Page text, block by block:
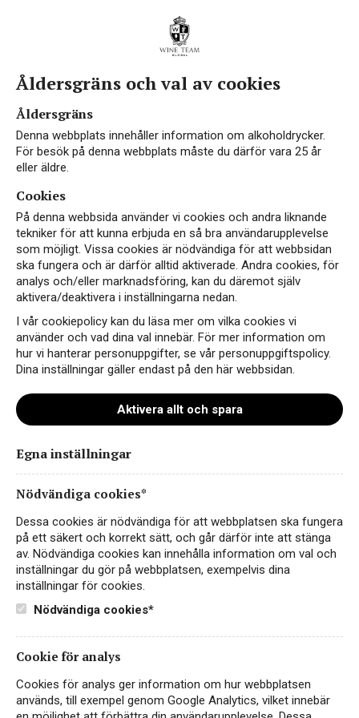
Åldersgräns och val av cookies
Åldersgräns
Denna webbplats innehåller information om alkoholdrycker.
För besök på denna webbplats måste du därför vara 25 år
eller äldre.
Cookies
På denna webbsida använder vi cookies och andra liknande
tekniker för att kunna erbjuda en så bra användarupplevelse
som möjligt. Vissa cookies är nödvändiga för att webbsidan
ska fungera och är därför alltid aktiverade. Andra cookies, för
analys och/eller marknadsföring, kan du däremot själv
aktivera/deaktivera i inställningarna nedan.
I vår cookiepolicy kan du läsa mer om vilka cookies vi
använder och vad dina val innebär. För mer information om
hur vi hanterar personuppgifter, se vår personuppgiftspolicy.
Dina inställningar gäller endast på den här webbsidan.
Aktivera allt och spara
Egna inställningar
Nödvändiga cookies*
Dessa cookies är nödvändiga för att webbplatsen ska fungera
på ett säkert och korrekt sätt, och går därför inte att stänga
av. Nödvändiga cookies kan innehålla information om val och
inställningar du gör på webbplatsen, exempelvis dina
inställningar för cookies.
Nödvändiga cookies*
Cookie för analys
Cookies för analys ger information om hur webbplatsen
används, till exempel genom Google Analytics, vilket innebär